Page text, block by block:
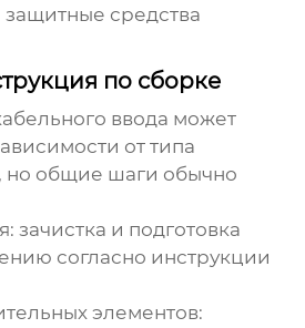
средства
по сборке
ввода может
от типа
но общие шаги обычно
зачистка и подготовка
согласно инструкции
элементов: